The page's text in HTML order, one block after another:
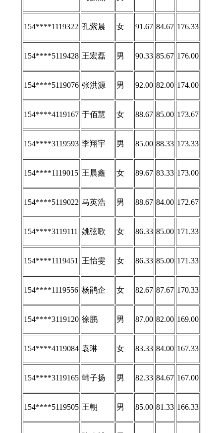
154****1119322 孔紫晨 女 91.67 84.67 176.33
154****5119428 王宏磊 男 90.33 85.67 176.00
154****5119076 张洪源 男 92.00 82.00 174.00
154****4119167 于佰慧 女 88.67 85.00 173.67
154****3119593 李翔宇 男 85.00 88.33 173.33
154****1119015 王晨鑫 女 89.67 83.33 173.00
154****5119022 马英浩 男 88.67 84.00 172.67
154****3119111 姚弦歌 女 86.33 85.00 171.33
154****1119451 王怡雯 女 86.33 85.00 171.33
154****1119556 杨鹃企 女 82.67 87.67 170.33
154****3119120 徐鹏 男 87.00 82.00 169.00
154****4119084 袁琳 女 83.33 84.00 167.33
154****3119165 韩子扬 男 82.33 84.67 167.00
154****5119505 王朝 男 85.00 81.33 166.33